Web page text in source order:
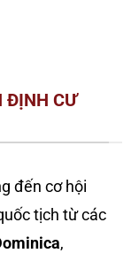
ĐỊNH CƯ
đến cơ hội
tịch từ các
,